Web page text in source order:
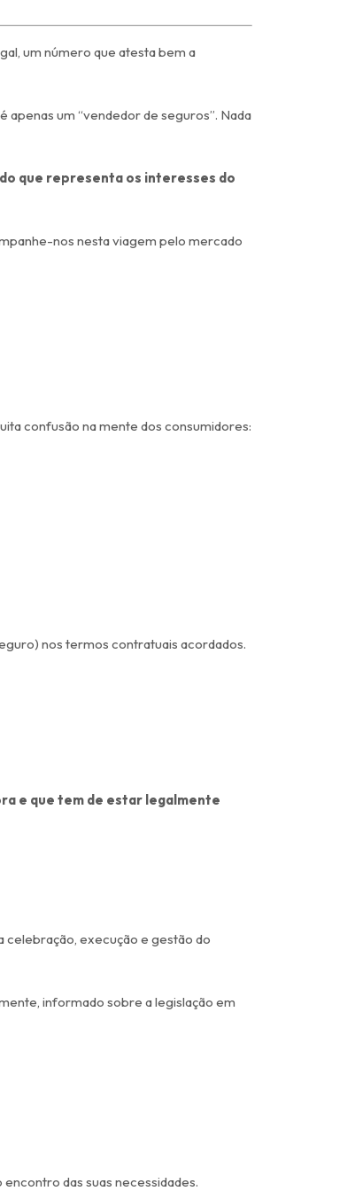
um número que atesta bem a
um “vendedor de seguros”. Nada
que representa os interesses do
nos nesta viagem pelo mercado
confusão na mente dos consumidores:
nos termos contratuais acordados.
e que tem de estar legalmente
celebração, execução e gestão do
informado sobre a legislação em
das suas necessidades.